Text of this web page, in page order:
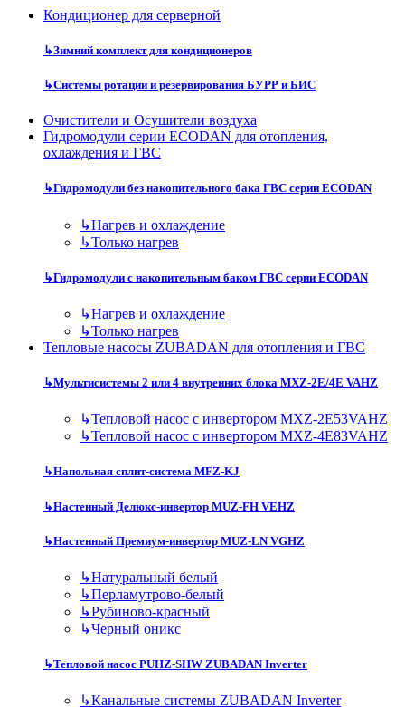
Кондиционер для серверной
↳Зимний комплект для кондиционеров
↳Системы ротации и резервирования БУРР и БИС
Очистители и Осушители воздуха
Гидромодули серии ECODAN для отопления,
охлаждения и ГВС
↳Гидромодули без накопительного бака ГВС серии ECODAN
↳Нагрев и охлаждение
↳Только нагрев
↳Гидромодули с накопительным баком ГВС серии ECODAN
↳Нагрев и охлаждение
↳Только нагрев
Тепловые насосы ZUBADAN для отопления и ГВС
↳Мультисистемы 2 или 4 внутренних блока MXZ-2E/4E VAHZ
↳Тепловой насос с инвертором MXZ-2E53VAHZ
↳Тепловой насос с инвертором MXZ-4E83VAHZ
↳Напольная сплит-система MFZ-KJ
↳Настенный Делюкс-инвертор MUZ-FH VEHZ
↳Настенный Премиум-инвертор MUZ-LN VGHZ
↳Натуральный белый
↳Перламутрово-белый
↳Рубиново-красный
↳Черный оникс
↳Тепловой насос PUHZ-SHW ZUBADAN Inverter
↳Канальные системы ZUBADAN Inverter